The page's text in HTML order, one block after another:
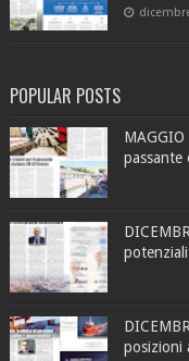
POPULAR POSTS
passante
posizioni